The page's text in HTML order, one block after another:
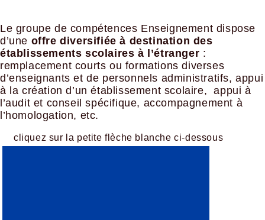
Le groupe de compétences Enseignement dispose
d’une offre diversifiée à destination des
établissements scolaires à l’étranger :
remplacement courts ou formations diverses
d’enseignants et de personnels administratifs, appui
à la création d’un établissement scolaire, appui à
l’audit et conseil spécifique, accompagnement à
l’homologation, etc.
cliquez sur la petite flèche blanche ci-dessous